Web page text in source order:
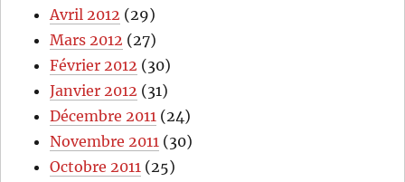
Avril 2012 (29)
Mars 2012 (27)
Février 2012 (30)
Janvier 2012 (31)
Décembre 2011 (24)
Novembre 2011 (30)
Octobre 2011 (25)